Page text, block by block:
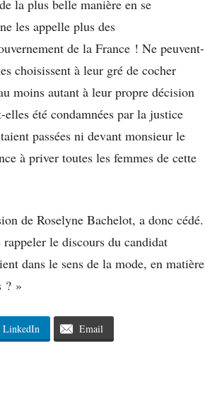
la plus belle manière en se
les appelle plus des
de la France ! Ne peuvent-
choisissent à leur gré de cocher
moins autant à leur propre décision
été condamnées par la justice
passées ni devant monsieur le
à priver toutes les femmes de cette
de Roselyne Bachelot, a donc cédé.
le discours du candidat
dans le sens de la mode, en matière
? »
LinkedIn Email